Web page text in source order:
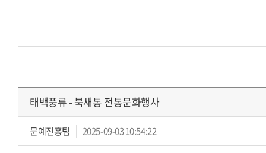
태백풍류 - 북새통 전통문화행사
문예진흥팀 2025-09-03 10:54:22